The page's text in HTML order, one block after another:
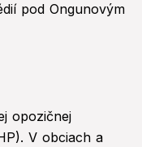
pod Ongunovým
opozičnej
V obciach a